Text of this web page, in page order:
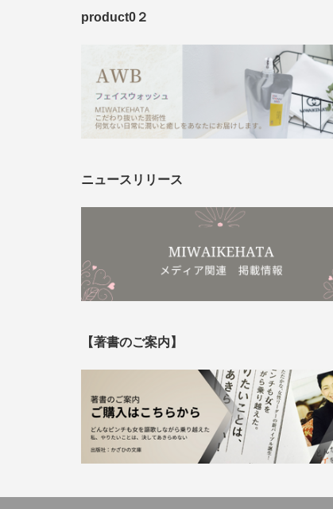
product0２
ニュースリリース
【著書のご案内】